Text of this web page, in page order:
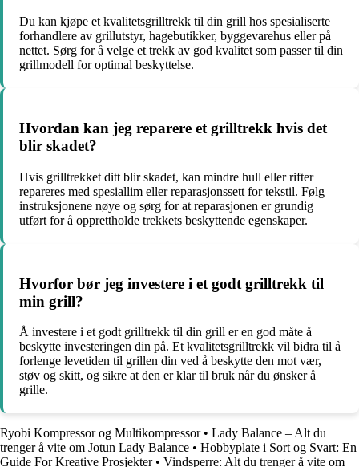
Du kan kjøpe et kvalitetsgrilltrekk til din grill hos spesialiserte
forhandlere av grillutstyr, hagebutikker, byggevarehus eller på
nettet. Sørg for å velge et trekk av god kvalitet som passer til din
grillmodell for optimal beskyttelse.
Hvordan kan jeg reparere et grilltrekk hvis det
blir skadet?
Hvis grilltrekket ditt blir skadet, kan mindre hull eller rifter
repareres med spesiallim eller reparasjonssett for tekstil. Følg
instruksjonene nøye og sørg for at reparasjonen er grundig
utført for å opprettholde trekkets beskyttende egenskaper.
Hvorfor bør jeg investere i et godt grilltrekk til
min grill?
Å investere i et godt grilltrekk til din grill er en god måte å
beskytte investeringen din på. Et kvalitetsgrilltrekk vil bidra til å
forlenge levetiden til grillen din ved å beskytte den mot vær,
støv og skitt, og sikre at den er klar til bruk når du ønsker å
grille.
Ryobi Kompressor og Multikompressor• Lady Balance – Alt du
trenger å vite om Jotun Lady Balance • Hobbyplate i Sort og Svart: En
Guide For Kreative Prosjekter• Vindsperre: Alt du trenger å vite om